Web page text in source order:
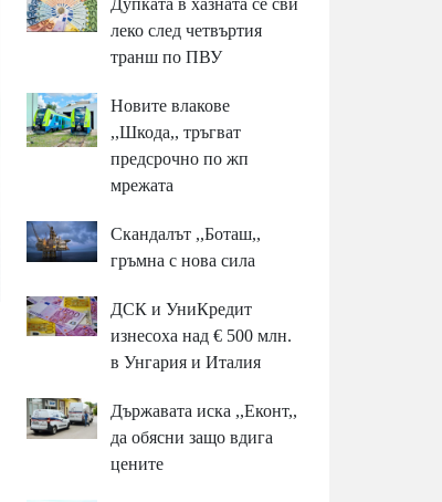
Дупката в хазната се сви
леко след четвъртия
транш по ПВУ
Новите влакове
,,Шкода,, тръгват
предсрочно по жп
мрежата
Скандалът ,,Боташ,,
гръмна с нова сила
ДСК и УниКредит
изнесоха над € 500 млн.
в Унгария и Италия
Държавата иска ,,Еконт,,
да обясни защо вдига
цените